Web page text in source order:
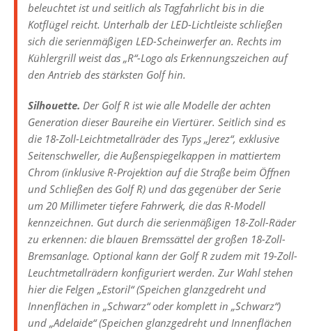
beleuchtet ist und seitlich als Tagfahrlicht bis in die
Kotflügel reicht. Unterhalb der LED-Lichtleiste schließen
sich die serienmäßigen LED-Scheinwerfer an. Rechts im
Kühlergrill weist das „R“-Logo als Erkennungszeichen auf
den Antrieb des stärksten Golf hin.
Silhouette. Der Golf R ist wie alle Modelle der achten
Generation dieser Baureihe ein Viertürer. Seitlich sind es
die 18-Zoll-Leichtmetallräder des Typs „Jerez“, exklusive
Seitenschweller, die Außenspiegelkappen in mattiertem
Chrom (inklusive R-Projektion auf die Straße beim Öffnen
und Schließen des Golf R) und das gegenüber der Serie
um 20 Millimeter tiefere Fahrwerk, die das R-Modell
kennzeichnen. Gut durch die serienmäßigen 18-Zoll-Räder
zu erkennen: die blauen Bremssättel der großen 18-Zoll-
Bremsanlage. Optional kann der Golf R zudem mit 19-Zoll-
Leuchtmetallrädern konfiguriert werden. Zur Wahl stehen
hier die Felgen „Estoril“ (Speichen glanzgedreht und
Innenflächen in „Schwarz“ oder komplett in „Schwarz“)
und „Adelaide“ (Speichen glanzgedreht und Innenflächen